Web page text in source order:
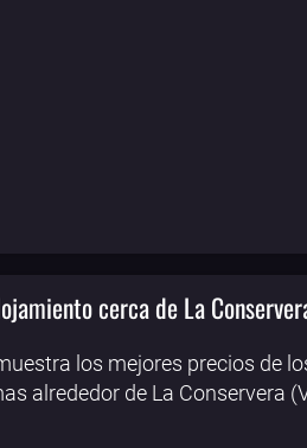
cerca de La
los mejores precios de
alrededor de La Conservera